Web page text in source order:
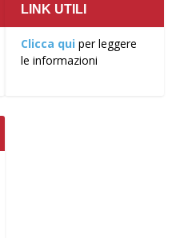
LINK UTILI
Clicca qui per leggere
le informazioni